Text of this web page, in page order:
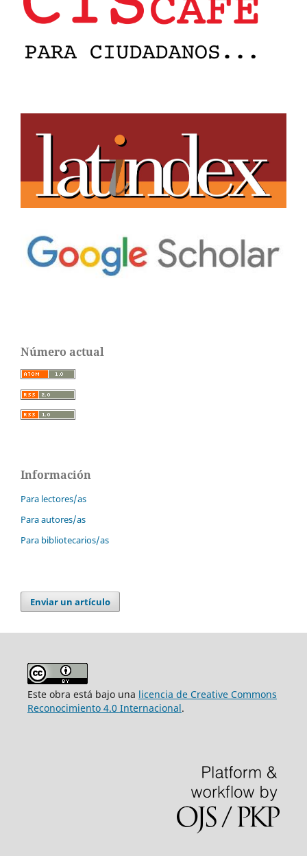
Número actual
Información
Para lectores/as
Para autores/as
Para bibliotecarios/as
Enviar un artículo
Este obra está bajo una licencia de Creative Commons
Reconocimiento 4.0 Internacional.